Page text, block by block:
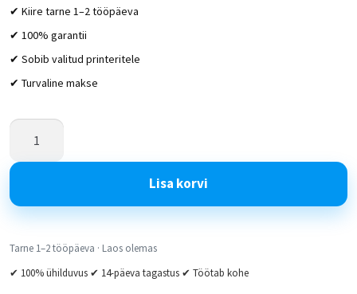
✔ Kiire tarne 1–2 tööpäeva
✔ 100% garantii
✔ Sobib valitud printeritele
✔ Turvaline makse
Lisa korvi
Tarne 1–2 tööpäeva · Laos olemas
✔ 100% ühilduvus ✔ 14-päeva tagastus ✔ Töötab kohe